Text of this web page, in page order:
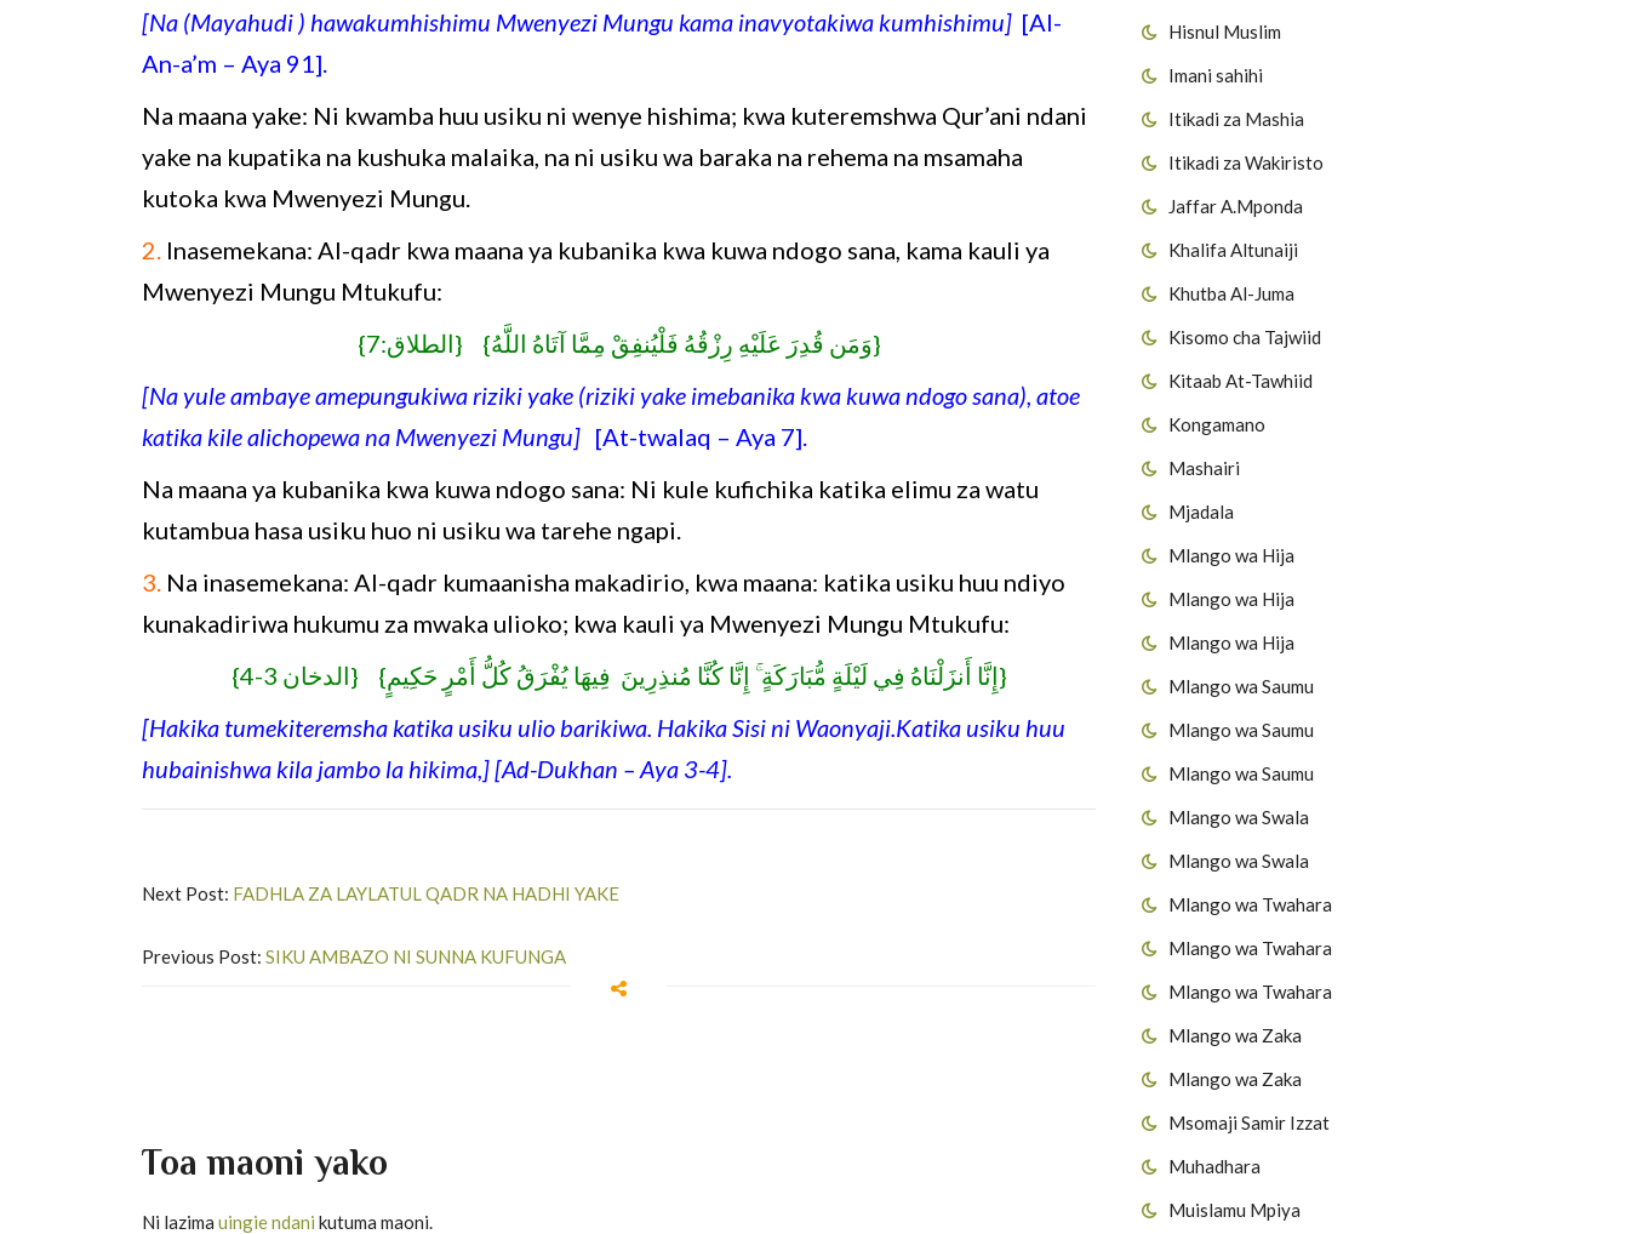
Hisnul Muslim
Imani sahihi
Itikadi za Mashia
Itikadi za Wakiristo
Jaffar A.Mponda
Khalifa Altunaiji
Khutba Al-Juma
Kisomo cha Tajwiid
Kitaab At-Tawhiid
Kongamano
Mashairi
Mjadala
Mlango wa Hija
Mlango wa Hija
Mlango wa Hija
Mlango wa Saumu
Mlango wa Saumu
Mlango wa Saumu
Mlango wa Swala
Mlango wa Swala
Mlango wa Twahara
Mlango wa Twahara
Mlango wa Twahara
Mlango wa Zaka
Mlango wa Zaka
Msomaji Samir Izzat
Muhadhara
Muislamu Mpiya
[Na (Mayahudi ) hawakumhishimu Mwenyezi Mungu kama inavyotakiwa kumhishimu] [Al-
An-a’m – Aya 91].
Na maana yake: Ni kwamba huu usiku ni wenye hishima; kwa kuteremshwa Qur’ani ndani
yake na kupatika na kushuka malaika, na ni usiku wa baraka na rehema na msamaha
kutoka kwa Mwenyezi Mungu.
2. Inasemekana: Al-qadr kwa maana ya kubanika kwa kuwa ndogo sana, kama kauli ya
Mwenyezi Mungu Mtukufu:
{وَمَن قُدِرَ عَلَيْهِ رِزْقُهُ فَلْيُنفِقْ مِمَّا آتَاهُ اللَّهُ} {الطلاق:7}
[Na yule ambaye amepungukiwa riziki yake (riziki yake imebanika kwa kuwa ndogo sana), atoe
katika kile alichopewa na Mwenyezi Mungu] [At-twalaq – Aya 7].
Na maana ya kubanika kwa kuwa ndogo sana: Ni kule kufichika katika elimu za watu
kutambua hasa usiku huo ni usiku wa tarehe ngapi.
3. Na inasemekana: Al-qadr kumaanisha makadirio, kwa maana: katika usiku huu ndiyo
kunakadiriwa hukumu za mwaka ulioko; kwa kauli ya Mwenyezi Mungu Mtukufu:
{إِنَّا أَنزَلْنَاهُ فِي لَيْلَةٍ مُّبَارَكَةٍ ۚ إِنَّا كُنَّا مُنذِرِينَ فِيهَا يُفْرَقُ كُلُّ أَمْرٍ حَكِيمٍ} {الدخان 3-4}
[Hakika tumekiteremsha katika usiku ulio barikiwa. Hakika Sisi ni Waonyaji.Katika usiku huu
hubainishwa kila jambo la hikima,] [Ad-Dukhan – Aya 3-4].
Next Post: FADHLA ZA LAYLATUL QADR NA HADHI YAKE
Previous Post: SIKU AMBAZO NI SUNNA KUFUNGA
Toa maoni yako
Ni lazima uingie ndani kutuma maoni.